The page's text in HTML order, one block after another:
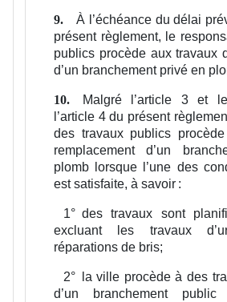
9.
À l’échéance du délai
présent règlement, le
publics procède aux travaux
d’un branchement privé en
10.
Malgré l’article 3 et
l’article 4 du présent
des travaux publics
remplacement d’un
plomb lorsque l’une des
est satisfaite, à savoir :
1° des travaux sont
excluant les travaux
réparations de bris;
2°
la ville procède à des
d’un branchement public